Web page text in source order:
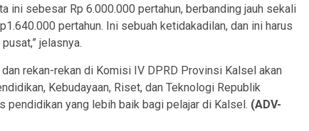
ini sebesar Rp 6.000.000 pertahun, berbanding jauh sekali
pertahun. Ini sebuah ketidakadilan, dan ini harus
jelasnya.
rekan-rekan di Komisi IV DPRD Provinsi Kalsel akan
Kebudayaan, Riset, dan Teknologi Republik
pendidikan yang lebih baik bagi pelajar di Kalsel. (ADV-